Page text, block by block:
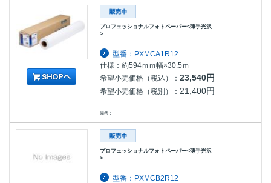
プロフェッショナルフォトペーパー<薄手光沢
>
型番：PXMCA1R12
仕様：約594ｍｍ幅×30.5ｍ
希望小売価格（税込）： 23,540円
希望小売価格（税別）： 21,400円
備考：
プロフェッショナルフォトペーパー<薄手光沢
>
型番：PXMCB2R12